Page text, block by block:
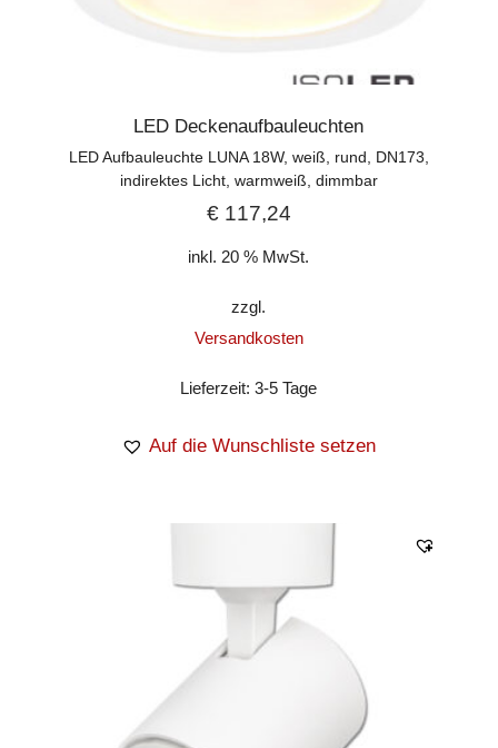
LED Deckenaufbauleuchten
LED Aufbauleuchte LUNA 18W, weiß, rund, DN173,
indirektes Licht, warmweiß, dimmbar
€117,24
inkl. 20 % MwSt.
zzgl.
Versandkosten
Lieferzeit:3-5 Tage
Auf die Wunschliste setzen